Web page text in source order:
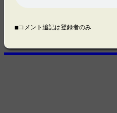
■コメント追記は登録者のみ